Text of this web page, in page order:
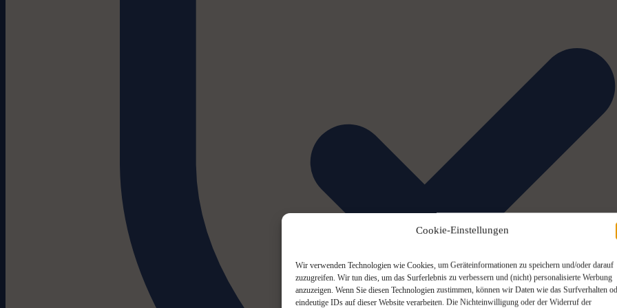
Cookie-Einstellungen
Wir verwenden Technologien wie Cookies, um Geräteinformationen zu speichern und/oder darauf
zuzugreifen. Wir tun dies, um das Surferlebnis zu verbessern und (nicht) personalisierte Werbung
anzuzeigen. Wenn Sie diesen Technologien zustimmen, können wir Daten wie das Surfverhalten
eindeutige IDs auf dieser Website verarbeiten. Die Nichteinwilligung oder der Widerruf der